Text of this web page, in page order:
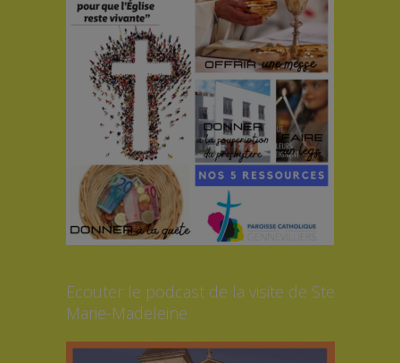
Ecouter le podcast de la visite de Ste
Marie-Madeleine